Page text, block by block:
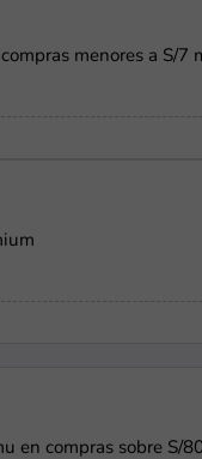
menores a S/7
en compras sobre S/